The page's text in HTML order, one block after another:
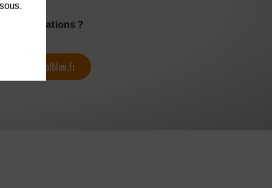
d’informations ?
contact@colbleu.fr